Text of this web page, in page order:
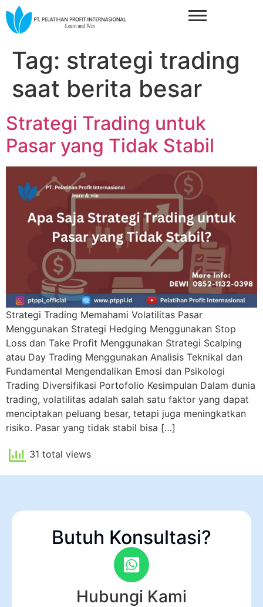
Tag: strategi trading
saat berita besar
Strategi Trading untuk
Pasar yang Tidak Stabil
Strategi Trading Memahami Volatilitas Pasar
Menggunakan Strategi Hedging Menggunakan Stop
Loss dan Take Profit Menggunakan Strategi Scalping
atau Day Trading Menggunakan Analisis Teknikal dan
Fundamental Mengendalikan Emosi dan Psikologi
Trading Diversifikasi Portofolio Kesimpulan Dalam dunia
trading, volatilitas adalah salah satu faktor yang dapat
menciptakan peluang besar, tetapi juga meningkatkan
risiko. Pasar yang tidak stabil bisa […]
31 total views
Butuh Konsultasi?
Hubungi Kami